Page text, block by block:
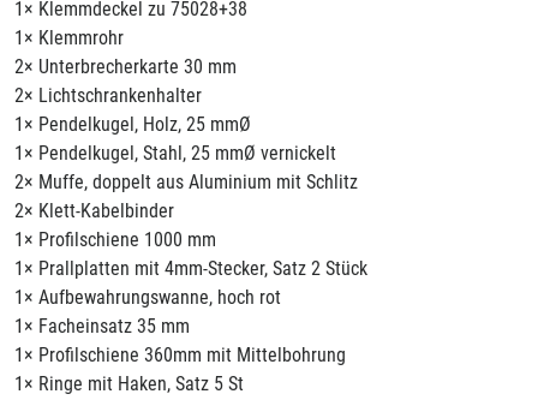
1× Klemmdeckel zu 75028+38
1× Klemmrohr
2× Unterbrecherkarte 30 mm
2× Lichtschrankenhalter
1× Pendelkugel, Holz, 25 mmØ
1× Pendelkugel, Stahl, 25 mmØ vernickelt
2× Muffe, doppelt aus Aluminium mit Schlitz
2× Klett-Kabelbinder
1× Profilschiene 1000 mm
1× Prallplatten mit 4mm-Stecker, Satz 2 Stück
1× Aufbewahrungswanne, hoch rot
1× Facheinsatz 35 mm
1× Profilschiene 360mm mit Mittelbohrung
1× Ringe mit Haken, Satz 5 St